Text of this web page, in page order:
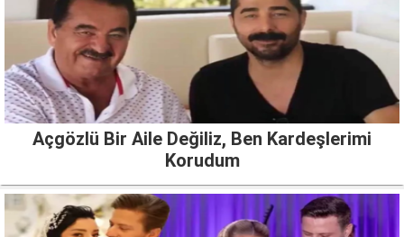
Açgözlü Bir Aile Değiliz, Ben Kardeşlerimi
Korudum